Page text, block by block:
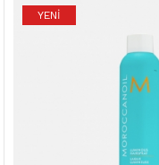
YENI